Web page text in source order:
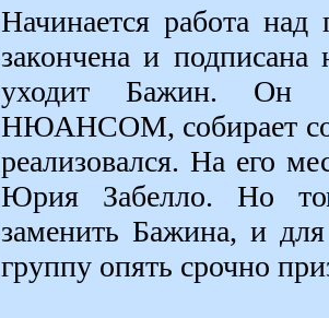
Начинается работа
закончена и
уходит Бажин. Он
НЮАНСОМ, собирает
реализовался. На его
Юрия Забелло. Но
заменить Бажина, и
группу опять срочно